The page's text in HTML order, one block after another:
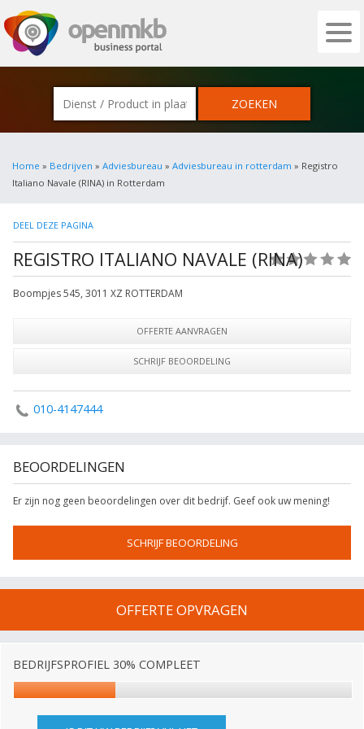
OPENMKB - DE ZAKELIJKE PORTAL
Home » Bedrijven » Adviesbureau » Adviesbureau in rotterdam » Registro
Italiano Navale (RINA) in Rotterdam
DEEL DEZE PAGINA
REGISTRO ITALIANO NAVALE (RINA)
Boompjes 545, 3011 XZ ROTTERDAM
OFFERTE AANVRAGEN
SCHRIJF BEOORDELING
010-4147444
BEOORDELINGEN
Er zijn nog geen beoordelingen over dit bedrijf. Geef ook uw mening!
SCHRIJF BEOORDELING
OFFERTE OPVRAGEN
BEDRIJFSPROFIEL 30% COMPLEET